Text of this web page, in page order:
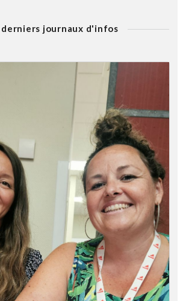
derniers journaux d'infos